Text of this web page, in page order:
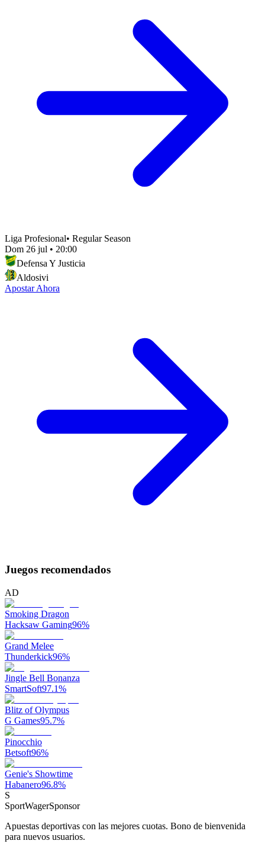
Liga Profesional• Regular Season
Dom 26 jul • 20:00
Defensa Y Justicia
Aldosivi
Apostar Ahora
Juegos recomendados
AD
Smoking Dragon
Hacksaw Gaming96%
Grand Melee
Thunderkick96%
Jingle Bell Bonanza
SmartSoft97.1%
Blitz of Olympus
G Games95.7%
Pinocchio
Betsoft96%
Genie's Showtime
Habanero96.8%
S
SportWagerSponsor
Apuestas deportivas con las mejores cuotas. Bono de bienvenida
para nuevos usuarios.